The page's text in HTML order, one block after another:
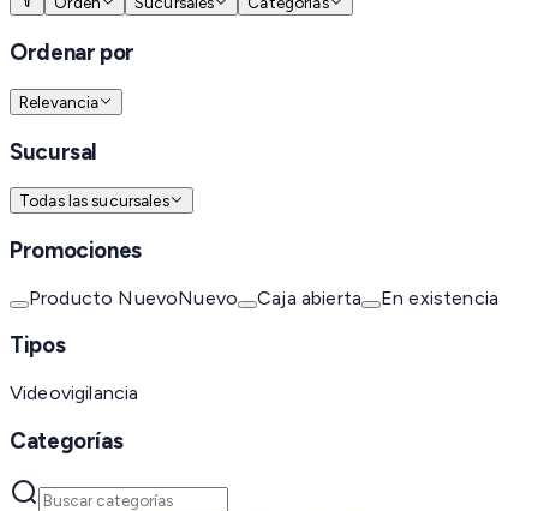
Ordenar por
Relevancia
Sucursal
Todas las sucursales
Promociones
Producto NuevoNuevo Caja abierta En existencia
Tipos
Videovigilancia
Categorías